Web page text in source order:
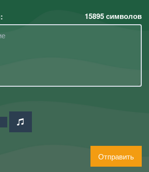
15895символов
Отправить